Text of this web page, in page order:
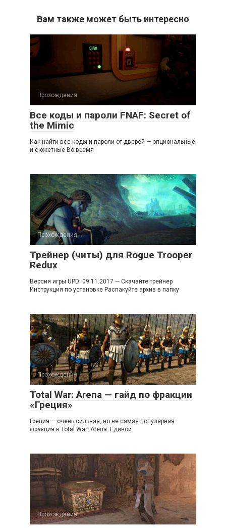
Вам также может быть интересно
Прохождения
Все коды и пароли FNAF: Secret of
the Mimic
Как найти все коды и пароли от дверей — опциональные
и сюжетные Во время
Прохождения
Трейнер (читы) для Rogue Trooper
Redux
Версия игры UPD: 09.11.2017 — Скачайте трейнер
Инструкция по установке Распакуйте архив в папку
Прохождения
Total War: Arena — гайд по фракции
«Греция»
Греция — очень сильная, но не самая популярная
фракция в Total War: Arena. Единой
Прохождения